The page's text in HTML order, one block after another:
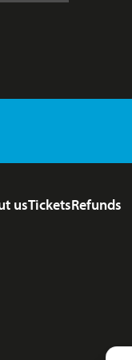
usTicketsRefunds